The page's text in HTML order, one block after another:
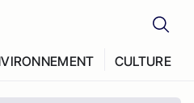
CULTURE